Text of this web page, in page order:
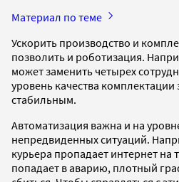
Материал по теме
Ускорить производство и
позволить и роботизация.
может заменить четырех
уровень качества
стабильным.
Автоматизация важна и на
непредвиденных ситуаций.
курьера пропадает интернет на
попадает в аварию, плотный